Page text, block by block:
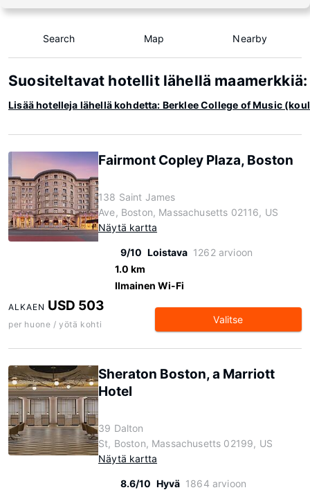
Search Map Nearby
Suositeltavat hotellit lähellä
Lisää hotelleja lähellä kohdetta: Berklee College of Music
Fairmont Copley Plaza, Boston
138 Saint James
Ave, Boston, Massachusetts 02116, US
Näytä kartta
9/10 Loistava 1262 arvioon
1.0 km
Ilmainen Wi-Fi
ALKAEN USD 503
per huone / yötä kohti Valitse
Sheraton Boston, a Marriott
Hotel
39 Dalton
St, Boston, Massachusetts 02199, US
Näytä kartta
8.6/10 Hyvä 1864 arvioon